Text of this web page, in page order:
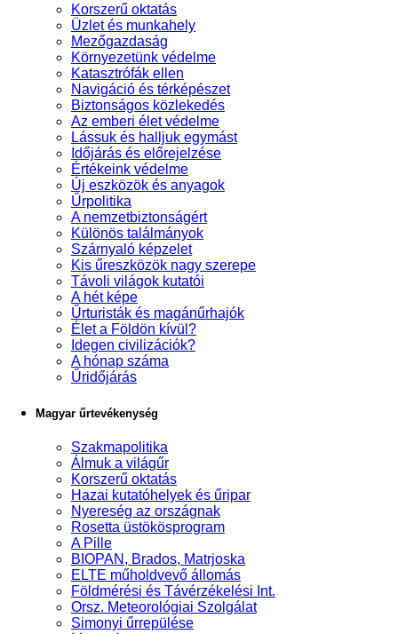
Korszerű oktatás
Üzlet és munkahely
Mezőgazdaság
Környezetünk védelme
Katasztrófák ellen
Navigáció és térképészet
Biztonságos közlekedés
Az emberi élet védelme
Lássuk és halljuk egymást
Időjárás és előrejelzése
Értékeink védelme
Új eszközök és anyagok
Űrpolitika
A nemzetbiztonságért
Különös találmányok
Szárnyaló képzelet
Kis űreszközök nagy szerepe
Távoli világok kutatói
A hét képe
Űrturisták és magánűrhajók
Élet a Földön kívül?
Idegen civilizációk?
A hónap száma
Űridőjárás
Magyar űrtevékenység
Szakmapolitika
Álmuk a világűr
Korszerű oktatás
Hazai kutatóhelyek és űripar
Nyereség az országnak
Rosetta üstökösprogram
A Pille
BIOPAN, Brados, Matrjoska
ELTE műholdvevő állomás
Földmérési és Távérzékelési Int.
Orsz. Meteorológiai Szolgálat
Simonyi űrrepülése